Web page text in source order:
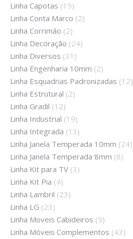
Linha Capotas (19)
Linha Conta Marco (2)
Linha Corrimão (2)
Linha Decoração (24)
Linha Diversos (31)
Linha Engenharia 10mm (2)
Linha Esquadrias Padronizadas (12)
Linha Estrutural (2)
Linha Gradil (12)
Linha Industrial (19)
Linha Integrada (13)
Linha Janela Temperada 10mm (24)
Linha Janela Temperada 8mm (8)
Linha Kit para TV (3)
Linha Kit Pia (4)
Linha Lambril (23)
Linha LG (23)
Linha Moveis Cabideiros (5)
Linha Móveis Complementos (43)